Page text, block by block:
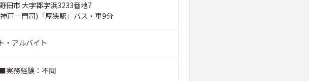
田市 大字郡字浜3233番地7
戸－門司)「厚狭駅」バス・車9分
・アルバイト
実務経験：不問